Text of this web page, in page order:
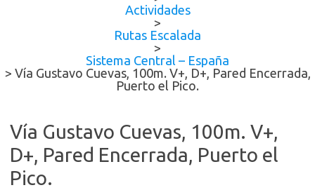
Actividades
>
Rutas Escalada
>
Sistema Central – España
> Vía Gustavo Cuevas, 100m. V+, D+, Pared Encerrada,
Puerto el Pico.
Vía Gustavo Cuevas, 100m. V+,
D+, Pared Encerrada, Puerto el
Pico.